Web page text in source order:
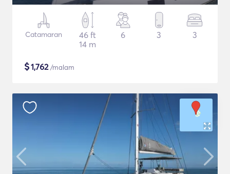
Catamaran
46 ft
14 m
6 3 3
$1,762/malam